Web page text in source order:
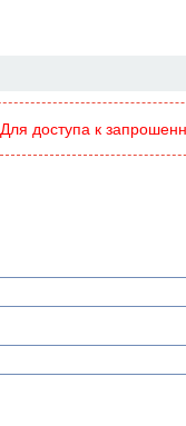
Для доступа к